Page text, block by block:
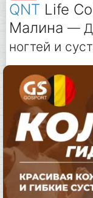
QNT Life
Малина —
ногтей и